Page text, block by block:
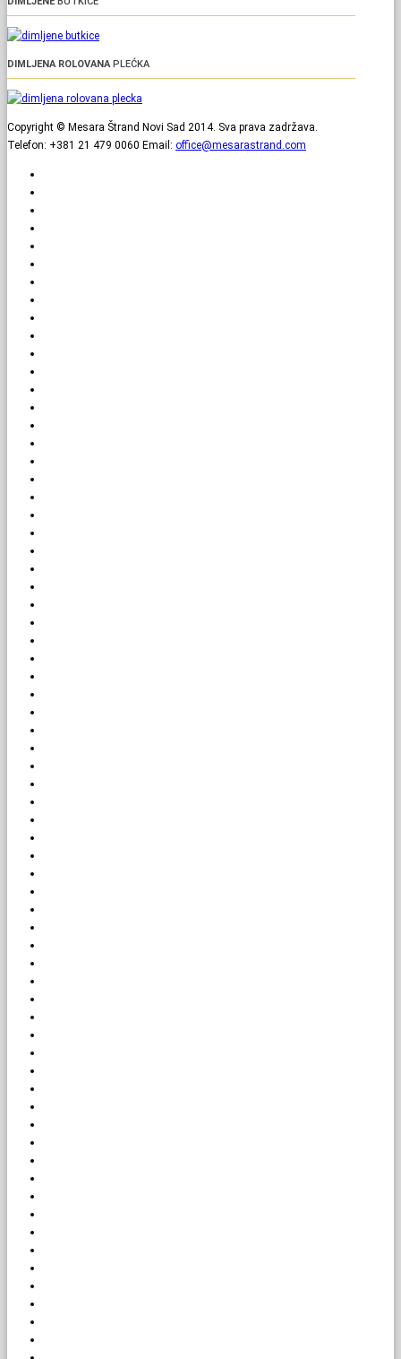
DIMLJENA ROLOVANAPLEĆKA
Copyright © Mesara Štrand Novi Sad 2014. Sva prava zadržava.
Telefon: +381 21 479 0060 Email: office@mesarastrand.com